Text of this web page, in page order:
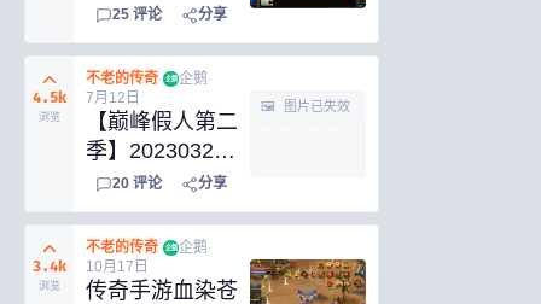
《血战屠龙》十
大陆带GM后台
使用了996引
擎。
25 评论 分享
4.5k
浏览
不老的传奇· 企鹅 企鹅·
7月12日
【巅峰假人第二
季】20230326
更新 1.76复古
三职业传奇 全
文明版无任何限
制
20 评论 分享
🖼 图片已失效
3.4k
浏览
不老的传奇· 企鹅 企鹅·
10月17日
传奇手游血染苍